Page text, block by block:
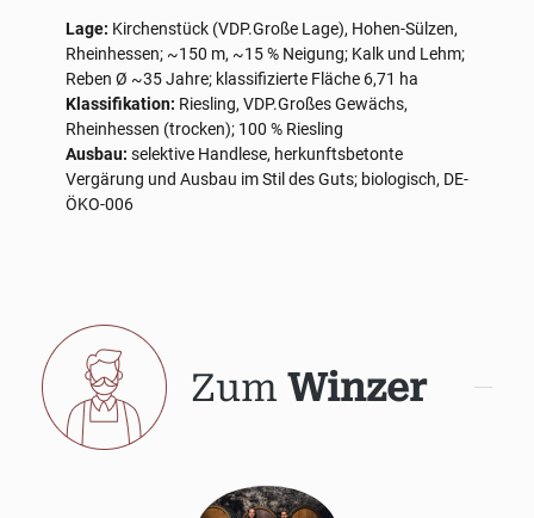
Lage: Kirchenstück (VDP.Große Lage), Hohen-Sülzen,
Rheinhessen; ~150 m, ~15 % Neigung; Kalk und Lehm;
Reben Ø ~35 Jahre; klassifizierte Fläche 6,71 ha
Klassifikation: Riesling, VDP.Großes Gewächs,
Rheinhessen (trocken); 100 % Riesling
Ausbau: selektive Handlese, herkunftsbetonte
Vergärung und Ausbau im Stil des Guts; biologisch, DE-
ÖKO-006
Zum Winzer